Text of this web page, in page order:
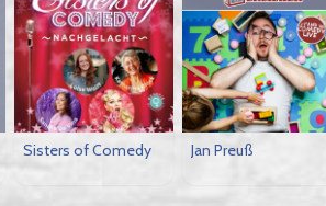
Sisters of Comedy Jan Preuß